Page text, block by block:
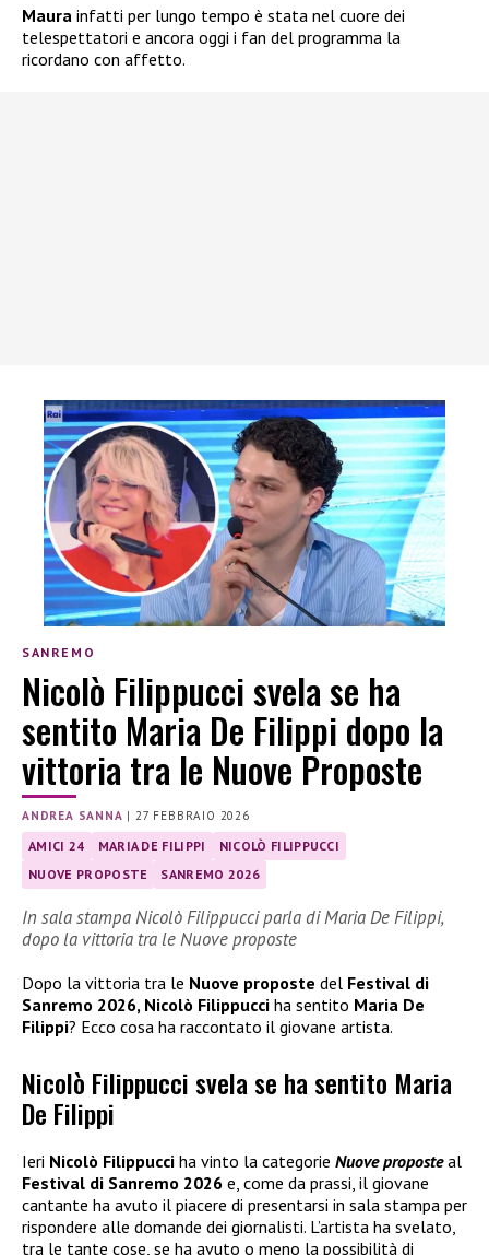
Maura infatti per lungo tempo è stata nel cuore dei
telespettatori e ancora oggi i fan del programma la
ricordano con affetto.
SANREMO
Nicolò Filippucci svela se ha
sentito Maria De Filippi dopo la
vittoria tra le Nuove Proposte
ANDREA SANNA | 27 FEBBRAIO 2026
AMICI 24 MARIA DE FILIPPI
NICOLÒ FILIPPUCCI
NUOVE PROPOSTE
SANREMO 2026
In sala stampa Nicolò Filippucci parla di Maria De Filippi,
dopo la vittoria tra le Nuove proposte
Dopo la vittoria tra le Nuove proposte del Festival di
Sanremo 2026, Nicolò Filippucci ha sentito Maria De
Filippi? Ecco cosa ha raccontato il giovane artista.
Nicolò Filippucci svela se ha sentito Maria
De Filippi
Ieri Nicolò Filippucci ha vinto la categorie Nuove proposteal
Festival di Sanremo 2026 e, come da prassi, il giovane
cantante ha avuto il piacere di presentarsi in sala stampa per
rispondere alle domande dei giornalisti. L’artista ha svelato,
tra le tante cose, se ha avuto o meno la possibilità di